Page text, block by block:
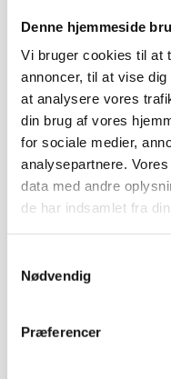
Denne hjemmeside
Vi bruger cookies til at
annoncer, til at vise
at analysere vores
din brug af vores
for sociale medier,
analysepartnere.
data med andre
de har indsamlet fra
Nødvendig
Præferencer
det er nemmere,
for højt, end hvis det
der er for høje,«
dialog med
»Der er noget
når man ikke kan
hele fag, fordi
deres psykiske
oplysningsmateriale